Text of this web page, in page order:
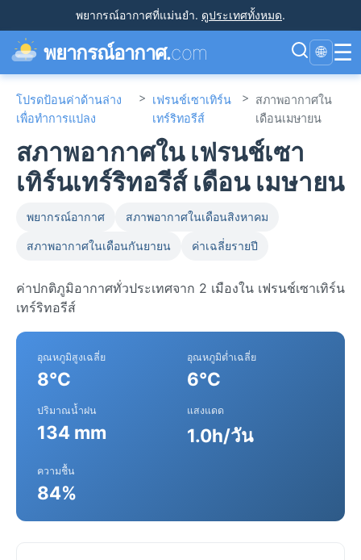
พยากรณ์อากาศที่แม่นยำ. ดูประเทศทั้งหมด.
พยากรณ์อากาศ.com 🌐 ☰
โปรดป้อนค่าด้านล่าง
เพื่อทำการแปลง
> เฟรนช์เซาเทิร์น
เทร์ริทอรีส์
> สภาพอากาศใน
เดือนเมษายน
สภาพอากาศใน เฟรนช์เซา
เทิร์นเทร์ริทอรีส์ เดือน เมษายน
พยากรณ์อากาศ สภาพอากาศในเดือนสิงหาคม
สภาพอากาศในเดือนกันยายน ค่าเฉลี่ยรายปี
ค่าปกติภูมิอากาศทั่วประเทศจาก 2 เมืองใน เฟรนช์เซาเทิร์น
เทร์ริทอรีส์
อุณหภูมิสูงเฉลี่ย
8°C
อุณหภูมิต่ำเฉลี่ย
6°C
ปริมาณน้ำฝน
134 mm
แสงแดด
1.0h/วัน
ความชื้น
84%